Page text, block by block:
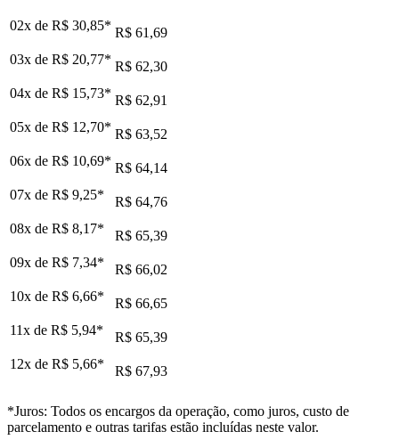
02x de R$ 30,85* R$ 61,69
03x de R$ 20,77* R$ 62,30
04x de R$ 15,73* R$ 62,91
05x de R$ 12,70* R$ 63,52
06x de R$ 10,69* R$ 64,14
07x de R$ 9,25*
R$ 64,76
08x de R$ 8,17*
R$ 65,39
09x de R$ 7,34*
R$ 66,02
10x de R$ 6,66*
R$ 66,65
11x de R$ 5,94*
R$ 65,39
12x de R$ 5,66* R$ 67,93
*Juros: Todos os encargos da operação, como juros, custo de
parcelamento e outras tarifas estão incluídas neste valor.